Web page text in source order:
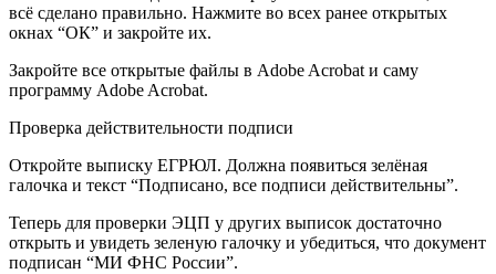
всё сделано правильно. Нажмите во всех ранее открытых
окнах “ОК” и закройте их.
Закройте все открытые файлы в Adobe Acrobat и саму
программу Adobe Acrobat.
Проверка действительности подписи
Откройте выписку ЕГРЮЛ. Должна появиться зелёная
галочка и текст “Подписано, все подписи действительны”.
Теперь для проверки ЭЦП у других выписок достаточно
открыть и увидеть зеленую галочку и убедиться, что документ
подписан “МИ ФНС России”.